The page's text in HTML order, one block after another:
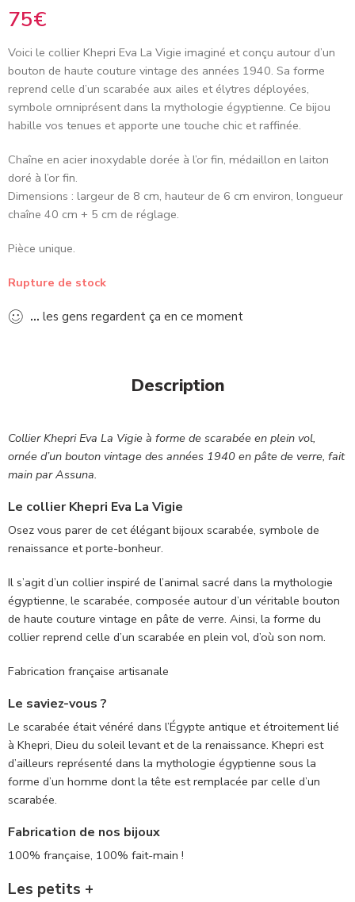
75€
Voici le collier Khepri Eva La Vigie imaginé et conçu autour d’un
bouton de haute couture vintage des années 1940. Sa forme
reprend celle d’un scarabée aux ailes et élytres déployées,
symbole omniprésent dans la mythologie égyptienne. Ce bijou
habille vos tenues et apporte une touche chic et raffinée.
Chaîne en acier inoxydable dorée à l’or fin, médaillon en laiton
doré à l’or fin.
Dimensions : largeur de 8 cm, hauteur de 6 cm environ, longueur
chaîne 40 cm + 5 cm de réglage.
Pièce unique.
Rupture de stock
... les gens regardent ça en ce moment
Description
Collier Khepri Eva La Vigie à forme de scarabée en plein vol,
ornée d’un bouton vintage des années 1940 en pâte de verre, fait
main par Assuna.
Le collier Khepri Eva La Vigie
Osez vous parer de cet élégant bijoux scarabée, symbole de
renaissance et porte-bonheur.
Il s’agit d’un collier inspiré de l’animal sacré dans la mythologie
égyptienne, le scarabée, composée autour d’un véritable bouton
de haute couture vintage en pâte de verre. Ainsi, la forme du
collier reprend celle d’un scarabée en plein vol, d’où son nom.
Fabrication française artisanale
Le saviez-vous ?
Le scarabée était vénéré dans l’Égypte antique et étroitement lié
à Khepri, Dieu du soleil levant et de la renaissance. Khepri est
d’ailleurs représenté dans la mythologie égyptienne sous la
forme d’un homme dont la tête est remplacée par celle d’un
scarabée.
Fabrication de nos bijoux
100% française, 100% fait-main !
Les petits +